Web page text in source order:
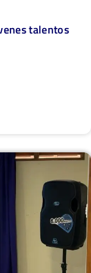
talentos